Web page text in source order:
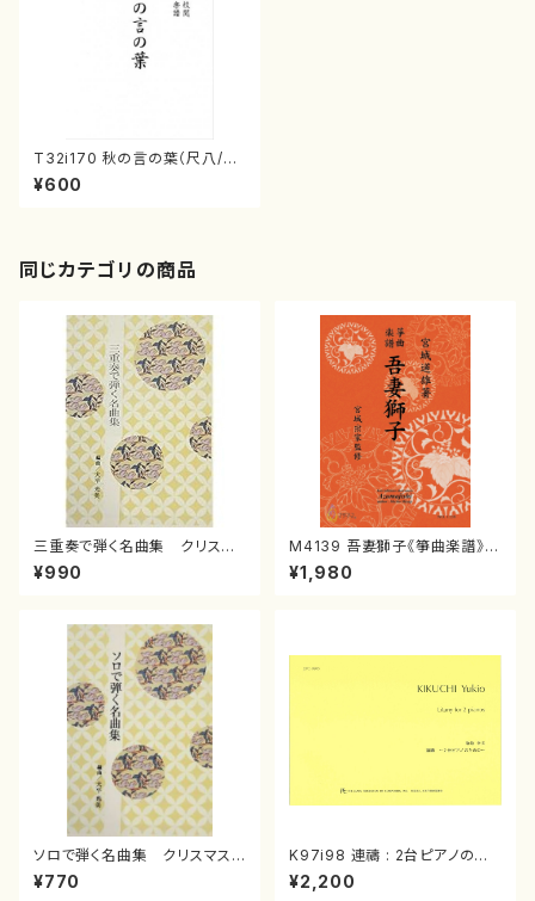
T32i170 秋の言の葉（尺八/西
山検校/楽譜）都山流公刊楽譜曲
番:1022
¥600
同じカテゴリの商品
三重奏で弾く名曲集 クリスマ
スメドレー( 箏2/大平光美 編
曲/楽譜）
¥990
M4139 吾妻獅子《箏曲楽譜》
（箏/宮城道雄著・宮城宗家監修/
箏曲古典楽譜）
¥1,980
ソロで弾く名曲集 クリスマス・
イブ／恋人がサンタクロース(
箏独奏 /大平光美 編曲/楽
¥770
K97i98 連禱 : 2台ピアノのた
めの（2 Pianos / 菊池 幸夫 /
楽譜）
¥2,200